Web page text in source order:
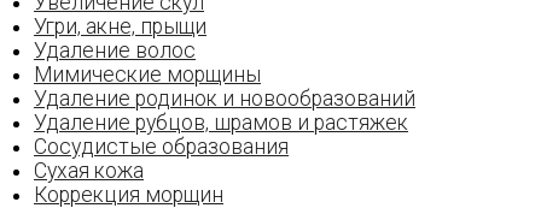
Угри‚ акне‚ прыщи
Удаление волос
Мимические морщины
Удаление родинок и новообразований
Удаление рубцов‚ шрамов и растяжек
Сосудистые образования
Сухая кожа
Коррекция морщин